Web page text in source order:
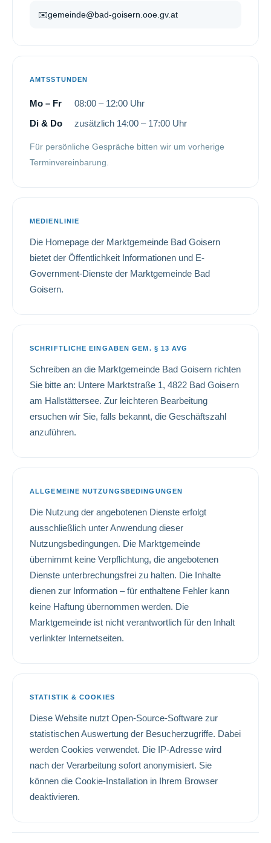
✉️gemeinde@bad-goisern.ooe.gv.at
AMTSSTUNDEN
Mo – Fr
08:00 – 12:00 Uhr
Di & Do
zusätzlich 14:00 – 17:00 Uhr
Für persönliche Gespräche bitten wir um vorherige
Terminvereinbarung.
MEDIENLINIE
Die Homepage der Marktgemeinde Bad Goisern
bietet der Öffentlichkeit Informationen und E-
Government-Dienste der Marktgemeinde Bad
Goisern.
SCHRIFTLICHE EINGABEN GEM. § 13 AVG
Schreiben an die Marktgemeinde Bad Goisern richten
Sie bitte an: Untere Marktstraße 1, 4822 Bad Goisern
am Hallstättersee. Zur leichteren Bearbeitung
ersuchen wir Sie, falls bekannt, die Geschäftszahl
anzuführen.
ALLGEMEINE NUTZUNGSBEDINGUNGEN
Die Nutzung der angebotenen Dienste erfolgt
ausschließlich unter Anwendung dieser
Nutzungsbedingungen. Die Marktgemeinde
übernimmt keine Verpflichtung, die angebotenen
Dienste unterbrechungsfrei zu halten. Die Inhalte
dienen zur Information – für enthaltene Fehler kann
keine Haftung übernommen werden. Die
Marktgemeinde ist nicht verantwortlich für den Inhalt
verlinkter Internetseiten.
STATISTIK & COOKIES
Diese Website nutzt Open-Source-Software zur
statistischen Auswertung der Besucherzugriffe. Dabei
werden Cookies verwendet. Die IP-Adresse wird
nach der Verarbeitung sofort anonymisiert. Sie
können die Cookie-Installation in Ihrem Browser
deaktivieren.